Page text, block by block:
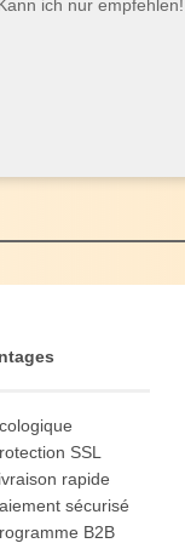
ich nur empfehlen!
SSL
rapide
sécurisé
B2B